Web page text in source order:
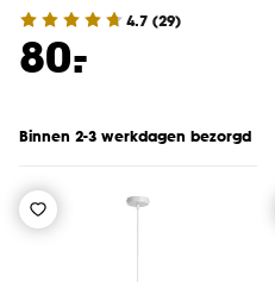
4.7 (29)
80.
-
Binnen 2-3 werkdagen bezorgd